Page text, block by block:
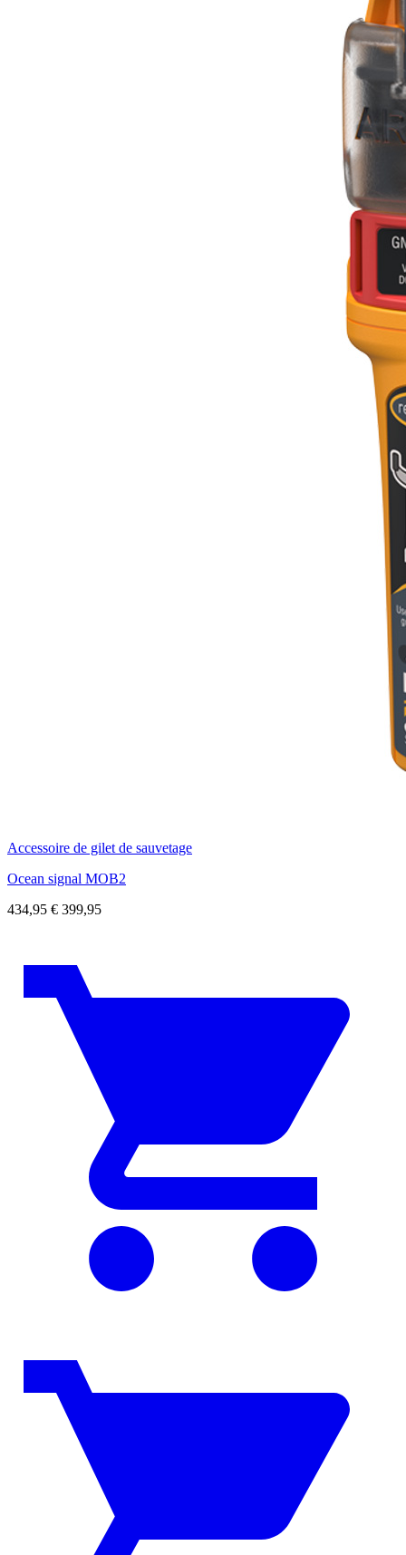
Accessoire de gilet de sauvetage
Ocean signal MOB2
434,95 € 399,95